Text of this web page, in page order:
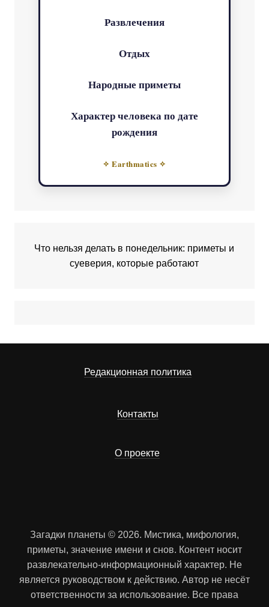
Развлечения
Отдых
Народные приметы
Характер человека по дате
рождения
✧ Earthmatics ✧
Что нельзя делать в понедельник: приметы и
суеверия, которые работают
Редакционная политика
Контакты
О проекте
Загадки планеты © 2026. Мистика, мифология,
приметы, значение имени и снов. Контент носит
развлекательно-информационный характер. Не
является руководством к действию. Автор не несёт
ответственности за использование. Все права